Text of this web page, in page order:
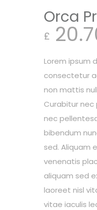
Orca
£
Lorem ipsum
consectetur
non mattis
Curabitur nec
nec
bibendum
sed. Aliquam
venenatis
aliquam sed
laoreet nisl
vitae iaculis